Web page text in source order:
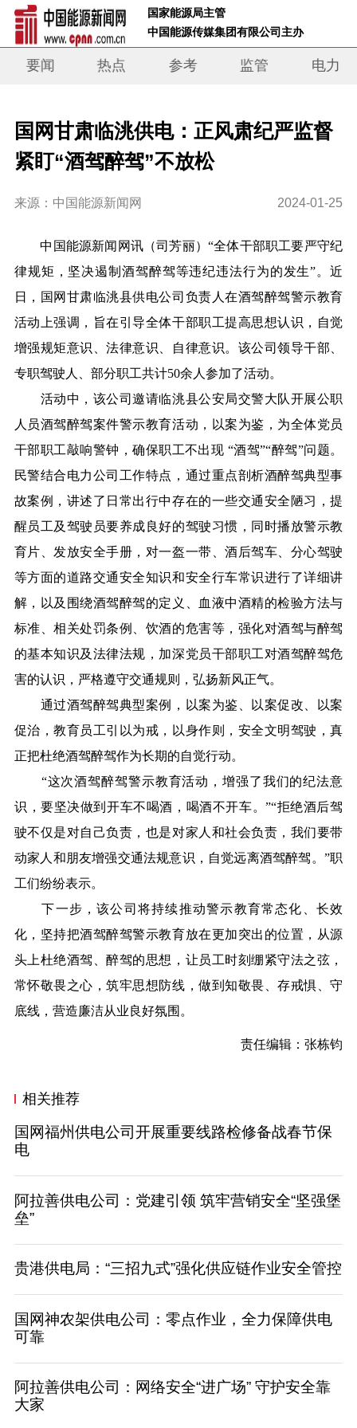
国家能源局主管
中国能源传媒集团有限公司主办
要闻 热点 参考 监管 电力
国网甘肃临洮供电：正风肃纪严监督
紧盯“酒驾醉驾”不放松
来源：中国能源新闻网 2024-01-25
中国能源新闻网讯（司芳丽）“全体干部职工要严守纪
律规矩，坚决遏制酒驾醉驾等违纪违法行为的发生”。近
日，国网甘肃临洮县供电公司负责人在酒驾醉驾警示教育
活动上强调，旨在引导全体干部职工提高思想认识，自觉
增强规矩意识、法律意识、自律意识。该公司领导干部、
专职驾驶人、部分职工共计50余人参加了活动。
活动中，该公司邀请临洮县公安局交警大队开展公职
人员酒驾醉驾案件警示教育活动，以案为鉴，为全体党员
干部职工敲响警钟，确保职工不出现 “酒驾”“醉驾”问题。
民警结合电力公司工作特点，通过重点剖析酒醉驾典型事
故案例，讲述了日常出行中存在的一些交通安全陋习，提
醒员工及驾驶员要养成良好的驾驶习惯，同时播放警示教
育片、发放安全手册，对一盔一带、酒后驾车、分心驾驶
等方面的道路交通安全知识和安全行车常识进行了详细讲
解，以及围绕酒驾醉驾的定义、血液中酒精的检验方法与
标准、相关处罚条例、饮酒的危害等，强化对酒驾与醉驾
的基本知识及法律法规，加深党员干部职工对酒驾醉驾危
害的认识，严格遵守交通规则，弘扬新风正气。
通过酒驾醉驾典型案例，以案为鉴、以案促改、以案
促治，教育员工引以为戒，以身作则，安全文明驾驶，真
正把杜绝酒驾醉驾作为长期的自觉行动。
“这次酒驾醉驾警示教育活动，增强了我们的纪法意
识，要坚决做到开车不喝酒，喝酒不开车。”“拒绝酒后驾
驶不仅是对自己负责，也是对家人和社会负责，我们要带
动家人和朋友增强交通法规意识，自觉远离酒驾醉驾。”职
工们纷纷表示。
下一步，该公司将持续推动警示教育常态化、长效
化，坚持把酒驾醉驾警示教育放在更加突出的位置，从源
头上杜绝酒驾、醉驾的思想，让员工时刻绷紧守法之弦，
常怀敬畏之心，筑牢思想防线，做到知敬畏、存戒惧、守
底线，营造廉洁从业良好氛围。
责任编辑：张栋钧
相关推荐
国网福州供电公司开展重要线路检修备战春节保
电
阿拉善供电公司：党建引领 筑牢营销安全“坚强堡
垒”
贵港供电局：“三招九式”强化供应链作业安全管控
国网神农架供电公司：零点作业，全力保障供电
可靠
阿拉善供电公司：网络安全“进广场” 守护安全靠
大家